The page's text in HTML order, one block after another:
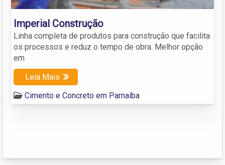
Imperial Construção
Linha completa de produtos para construção que facilita
os processos e reduz o tempo de obra. Melhor opção
em
Leia Mais
Cimento e Concreto em Parnaíba